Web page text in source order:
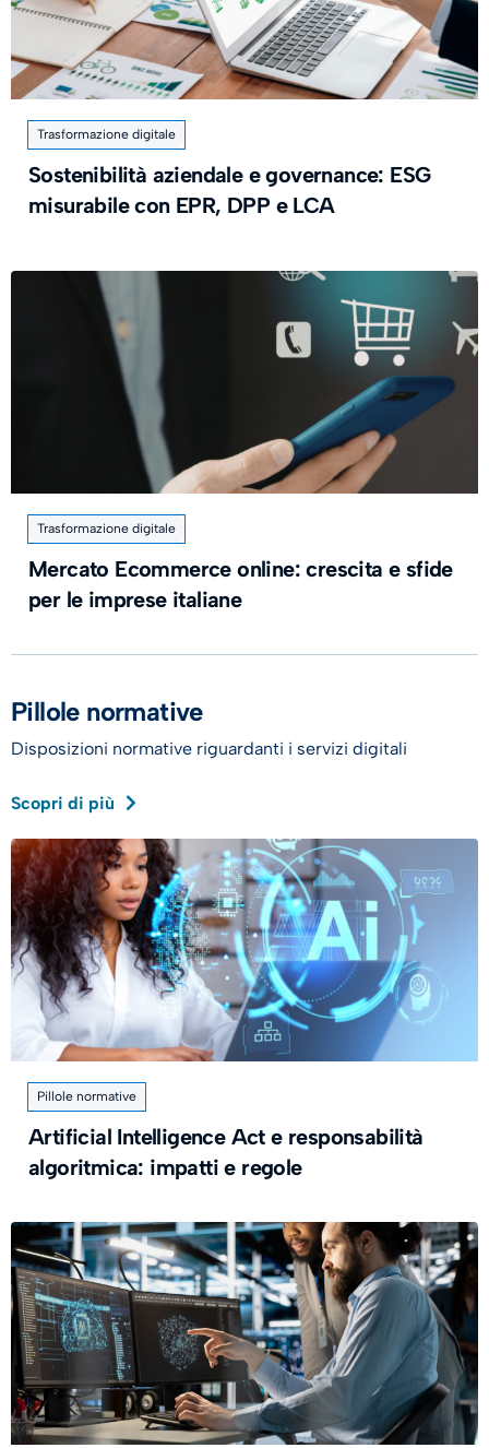
Trasformazione digitale
Sostenibilità aziendale e governance: ESG
misurabile con EPR, DPP e LCA
Trasformazione digitale
Mercato Ecommerce online: crescita e sfide
per le imprese italiane
Pillole normative
Disposizioni normative riguardanti i servizi digitali
Scopri di più
Pillole normative
Artificial Intelligence Act e responsabilità
algoritmica: impatti e regole